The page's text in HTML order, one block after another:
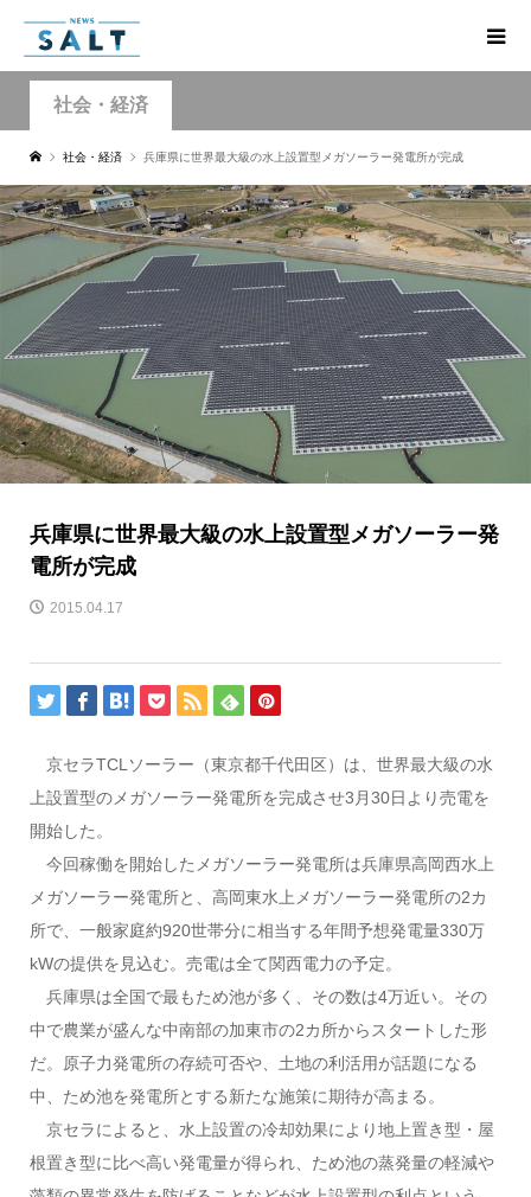
社会・経済
社会・経済 兵庫県に世界最大級の水上設置型メガソーラー発電所が完成
兵庫県に世界最大級の水上設置型メガソーラー発
電所が完成
2015.04.17
京セラTCLソーラー（東京都千代田区）は、世界最大級の水
上設置型のメガソーラー発電所を完成させ3月30日より売電を
開始した。
今回稼働を開始したメガソーラー発電所は兵庫県高岡西水上
メガソーラー発電所と、高岡東水上メガソーラー発電所の2カ
所で、一般家庭約920世帯分に相当する年間予想発電量330万
kWの提供を見込む。売電は全て関西電力の予定。
兵庫県は全国で最もため池が多く、その数は4万近い。その
中で農業が盛んな中南部の加東市の2カ所からスタートした形
だ。原子力発電所の存続可否や、土地の利活用が話題になる
中、ため池を発電所とする新たな施策に期待が高まる。
京セラによると、水上設置の冷却効果により地上置き型・屋
根置き型に比べ高い発電量が得られ、ため池の蒸発量の軽減や